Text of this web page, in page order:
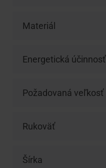
Materiál
Energetická účinnosť
Požadovaná veľkosť
Rukoväť
Šírka